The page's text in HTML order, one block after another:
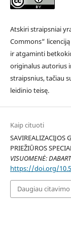
Atskiri straipsniai
Commons“
ir atgaminti
originalus autorius
straipsnius, tačiau
leidinio teisę.
Kaip cituoti
SAVIREALIZACIJOS
PRIEŽIŪROS
VISUOMENĖ:
https://doi.org/
Daugiau